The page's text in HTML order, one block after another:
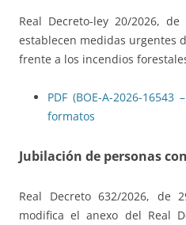
Real Decreto-ley 20/2026,
establecen medidas urgentes
frente a los incendios
PDF (BOE-A-2026-16543
formatos
Jubilación de personas
Real Decreto 632/2026,
modifica el anexo del Real